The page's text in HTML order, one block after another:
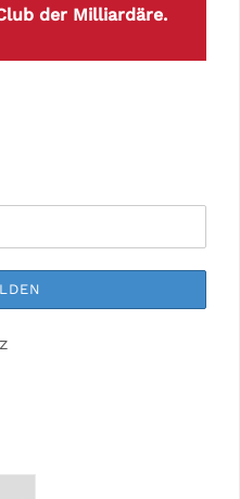
der Milliardäre.